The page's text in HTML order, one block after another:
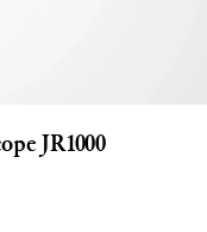
JR1000